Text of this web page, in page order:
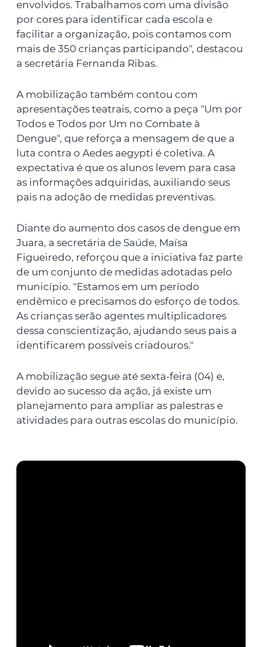
envolvidos. Trabalhamos com uma divisão
por cores para identificar cada escola e
facilitar a organização, pois contamos com
mais de 350 crianças participando", destacou
a secretária Fernanda Ribas.
A mobilização também contou com
apresentações teatrais, como a peça "Um por
Todos e Todos por Um no Combate à
Dengue", que reforça a mensagem de que a
luta contra o Aedes aegypti é coletiva. A
expectativa é que os alunos levem para casa
as informações adquiridas, auxiliando seus
pais na adoção de medidas preventivas.
Diante do aumento dos casos de dengue em
Juara, a secretária de Saúde, Maísa
Figueiredo, reforçou que a iniciativa faz parte
de um conjunto de medidas adotadas pelo
município. "Estamos em um período
endêmico e precisamos do esforço de todos.
As crianças serão agentes multiplicadores
dessa conscientização, ajudando seus pais a
identificarem possíveis criadouros."
A mobilização segue até sexta-feira (04) e,
devido ao sucesso da ação, já existe um
planejamento para ampliar as palestras e
atividades para outras escolas do município.